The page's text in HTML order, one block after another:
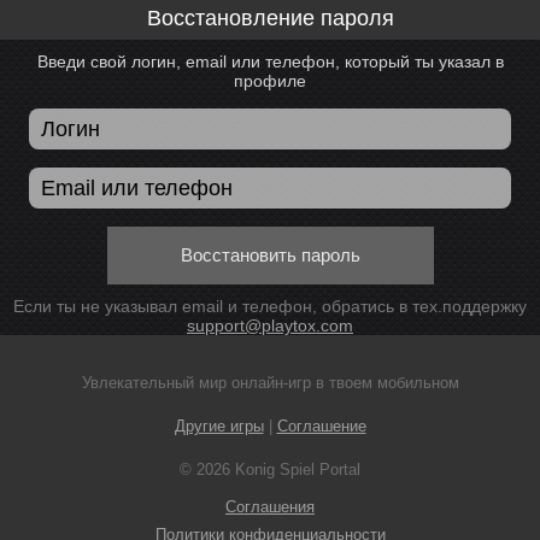
Восстановление пароля
Введи свой логин, email или телефон, который ты указал в
профиле
Восстановить пароль
Если ты не указывал email и телефон, обратись в тех.поддержку
support@playtox.com
Увлекательный мир онлайн-игр в твоем мобильном
Другие игры| Соглашение
© 2026 Konig Spiel Portal
Соглашения
Политики конфиденциальности